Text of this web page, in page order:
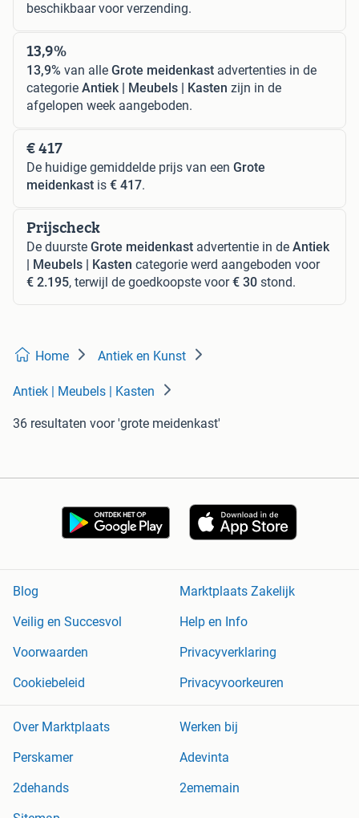
beschikbaar voor verzending.
13,9%
13,9% van alle Grote meidenkast advertenties in de
categorie Antiek | Meubels | Kasten zijn in de
afgelopen week aangeboden.
€ 417
De huidige gemiddelde prijs van een Grote
meidenkast is € 417.
Prijscheck
De duurste Grote meidenkast advertentie in de Antiek
| Meubels | Kasten categorie werd aangeboden voor
€ 2.195, terwijl de goedkoopste voor€ 30 stond.
Home Antiek en Kunst
Antiek | Meubels | Kasten
36 resultaten voor 'grote meidenkast'
Blog
Marktplaats Zakelijk
Veilig en Succesvol
Help en Info
Voorwaarden
Privacyverklaring
Cookiebeleid
Privacyvoorkeuren
Over Marktplaats
Werken bij
Perskamer
Adevinta
2dehands
2ememain